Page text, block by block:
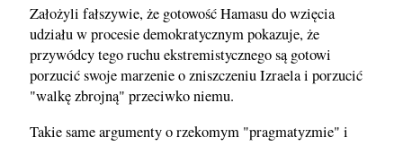
Założyli fałszywie, że gotowość Hamasu do wzięcia
udziału w procesie demokratycznym pokazuje, że
przywódcy tego ruchu ekstremistycznego są gotowi
porzucić swoje marzenie o zniszczeniu Izraela i porzucić
"walkę zbrojną" przeciwko niemu.
Takie same argumenty o rzekomym "pragmatyzmie" i